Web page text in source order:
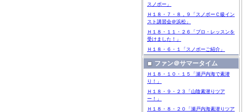
スノボー」
Ｈ１８・７・８，９「スノボーＣ級イン
スト講習会＠浜松」
Ｈ１８・１１・２６「プロ・レッスンを
受けました！」
Ｈ１８・６・１「スノボーご紹介」
ファン＠サマータイム
Ｈ１８・１０・１５「瀬戸内海で素潜
り！」
Ｈ１８・９・２３「山陰素潜りツア
ー！」
Ｈ１８・８・２０「瀬戸内海素潜りツア